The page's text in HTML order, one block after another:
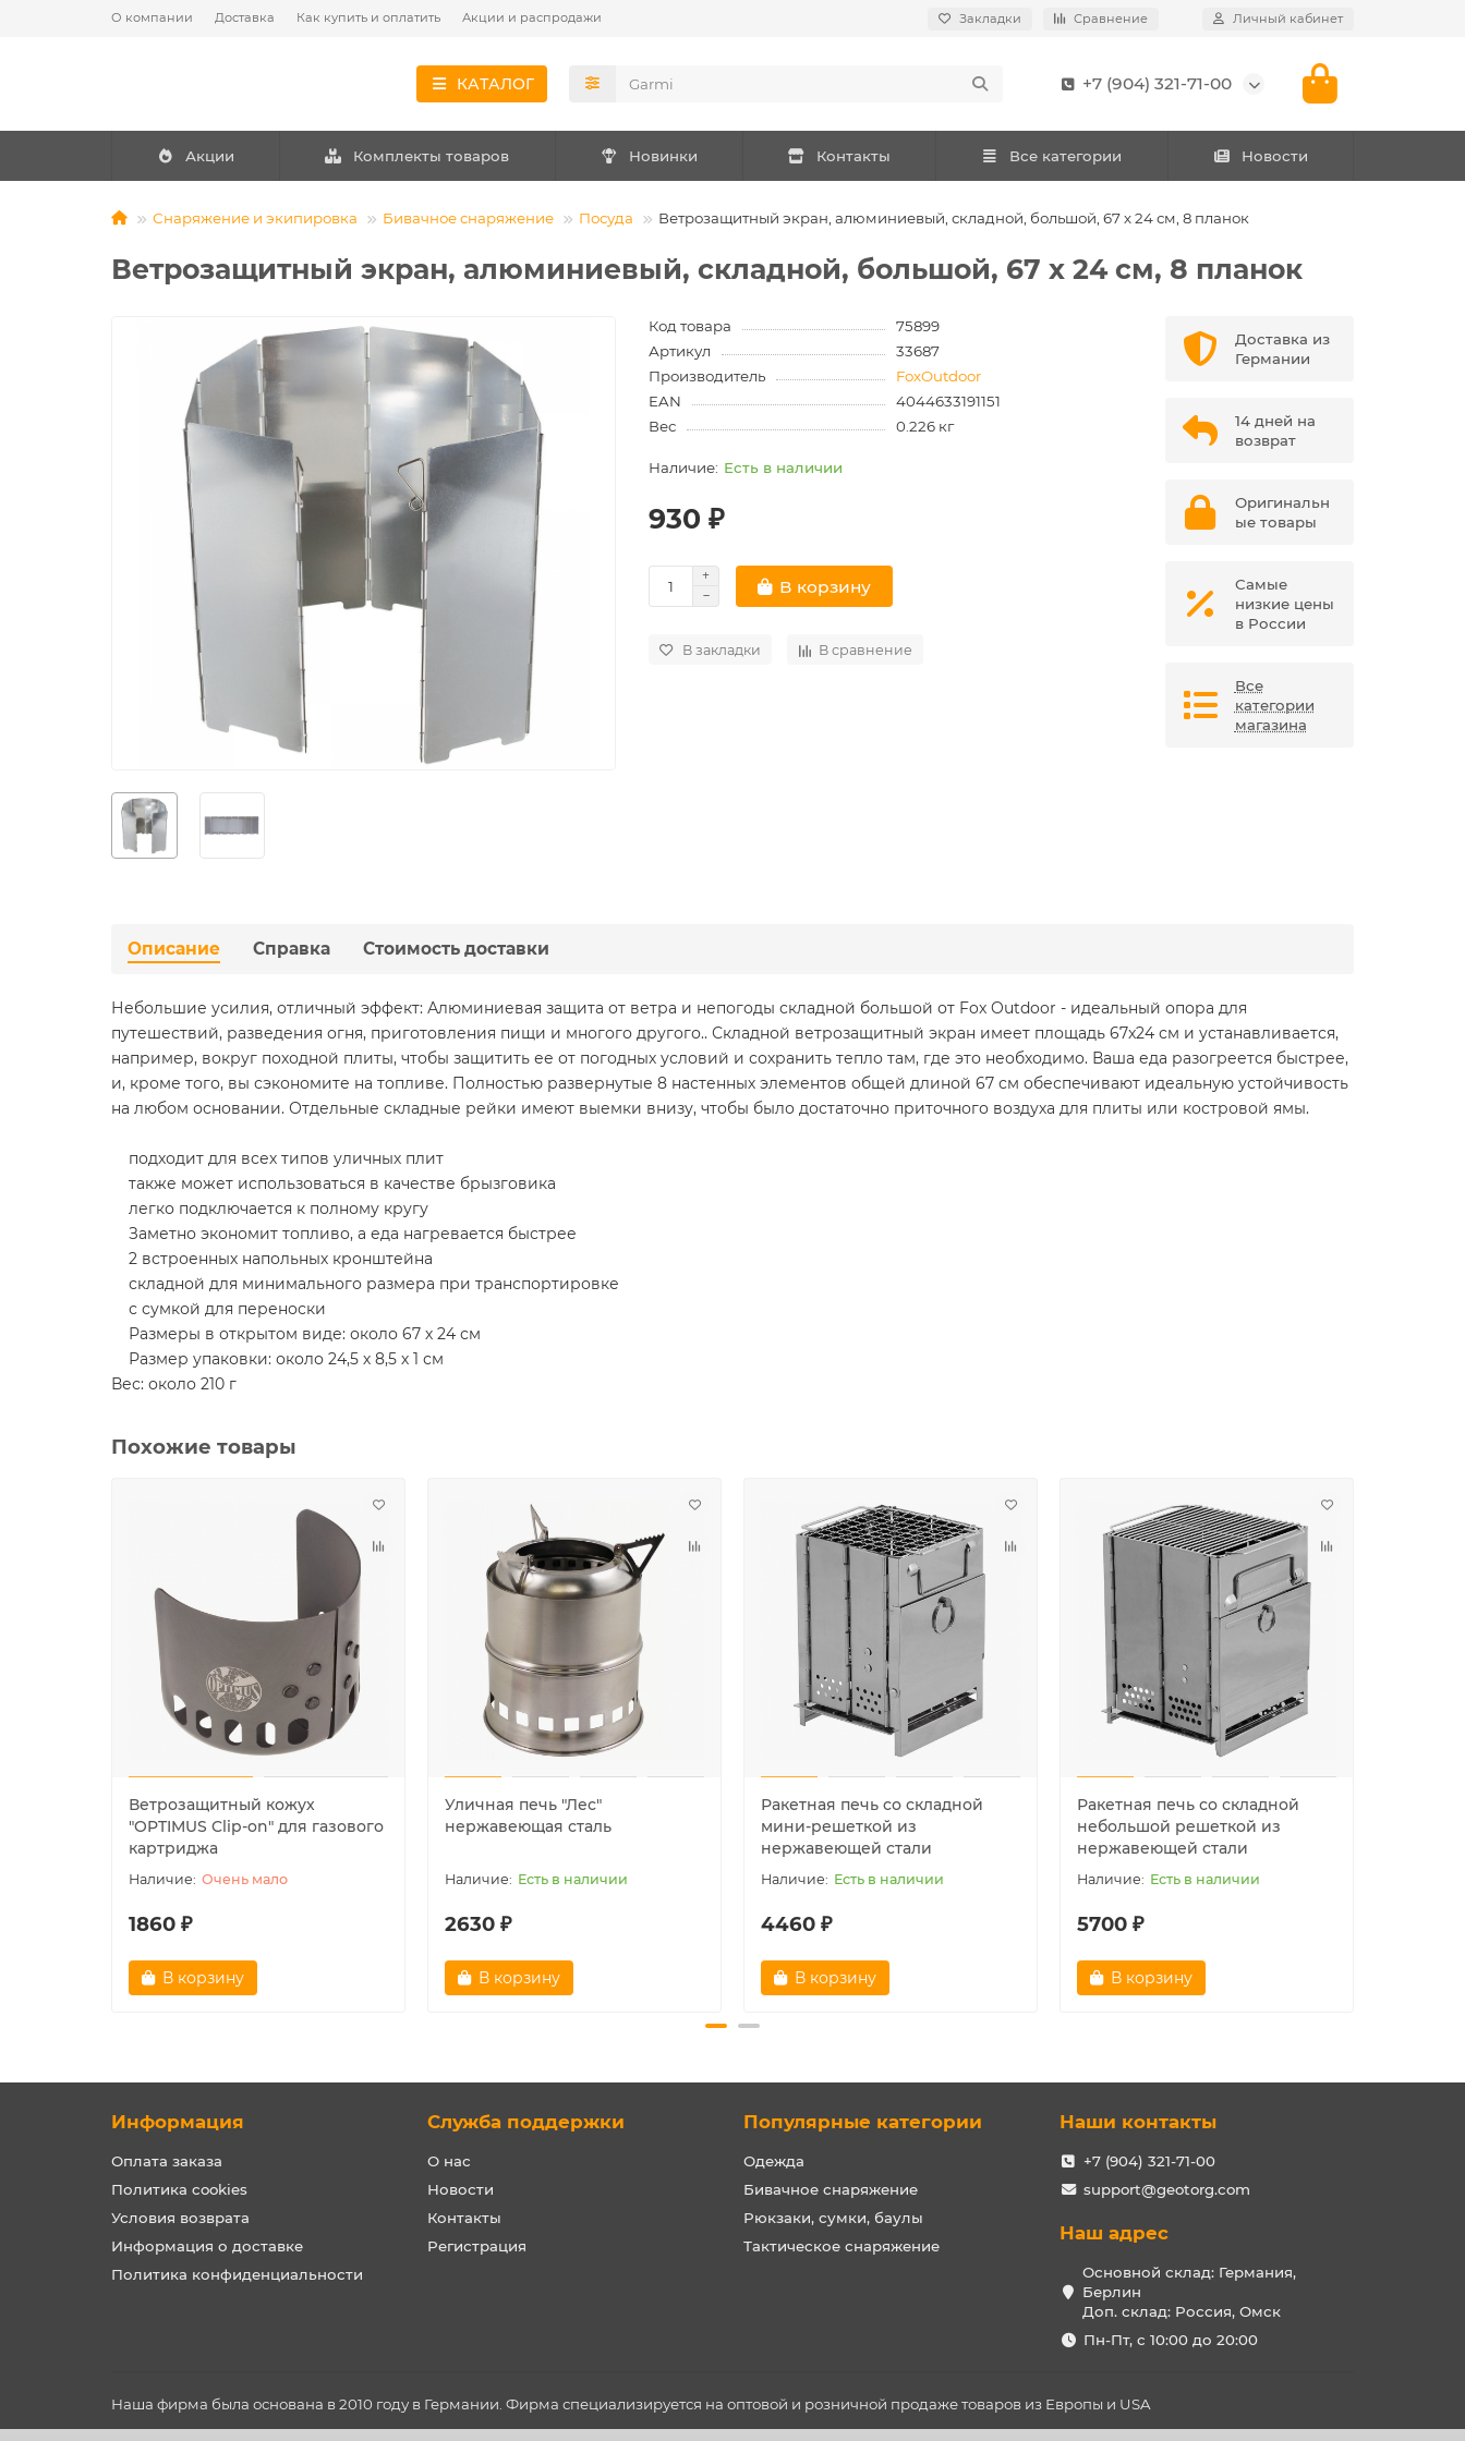
О компании Доставка Как купить и оплатить Акции и распродажи Закладки Сравнение Личный кабинет
КАТАЛОГ +7 (904) 321-71-00
Акции Комплекты товаров Новинки Контакты Все категории Новости
Снаряжение и экипировка Бивачное снаряжение Посуда Ветрозащитный экран, алюминиевый, складной, большой, 67 х 24 см, 8 планок
Ветрозащитный экран, алюминиевый, складной, большой, 67 х 24 см, 8 планок
Код товара
75899
Артикул
33687
Производитель
FoxOutdoor
EAN
4044633191151
Вес
0.226 кг
Есть в наличии
930 ₽
В корзину
В закладки В сравнение
Доставка из
Германии
14 дней на
возврат
Оригинальн
ые товары
Самые
низкие цены
в России
Все
категории
магазина
Описание Справка Стоимость доставки
Небольшие усилия, отличный эффект: Алюминиевая защита от ветра и непогоды складной большой от Fox Outdoor - идеальный опора для
путешествий, разведения огня, приготовления пищи и многого другого.. Складной ветрозащитный экран имеет площадь 67x24 см и устанавливается,
например, вокруг походной плиты, чтобы защитить ее от погодных условий и сохранить тепло там, где это необходимо. Ваша еда разогреется быстрее,
и, кроме того, вы сэкономите на топливе. Полностью развернутые 8 настенных элементов общей длиной 67 см обеспечивают идеальную устойчивость
на любом основании. Отдельные складные рейки имеют выемки внизу, чтобы было достаточно приточного воздуха для плиты или костровой ямы.
подходит для всех типов уличных плит
также может использоваться в качестве брызговика
легко подключается к полному кругу
Заметно экономит топливо, а еда нагревается быстрее
2 встроенных напольных кронштейна
складной для минимального размера при транспортировке
с сумкой для переноски
Размеры в открытом виде: около 67 х 24 см
Размер упаковки: около 24,5 х 8,5 х 1 см
Вес: около 210 г
Похожие товары
Ветрозащитный кожух
"OPTIMUS Clip-on" для газового
картриджа
Очень мало
1860 ₽
В корзину
Уличная печь "Лес"
нержавеющая сталь
Есть в наличии
2630 ₽
В корзину
Ракетная печь со складной
мини-решеткой из
нержавеющей стали
Есть в наличии
4460 ₽
В корзину
Ракетная печь со складной
небольшой решеткой из
нержавеющей стали
Есть в наличии
5700 ₽
В корзину
Информация
Оплата заказа
Политика cookies
Условия возврата
Информация о доставке
Политика конфиденциальности
Служба поддержки
О нас
Новости
Контакты
Регистрация
Популярные категории
Одежда
Бивачное снаряжение
Рюкзаки, сумки, баулы
Тактическое снаряжение
Наши контакты
+7 (904) 321-71-00
support@geotorg.com
Наш адрес
Основной склад: Германия,
Берлин
Доп. склад: Россия, Омск
Пн-Пт, с 10:00 до 20:00
Наша фирма была основана в 2010 году в Германии. Фирма специализируется на оптовой и розничной продаже товаров из Европы и USA